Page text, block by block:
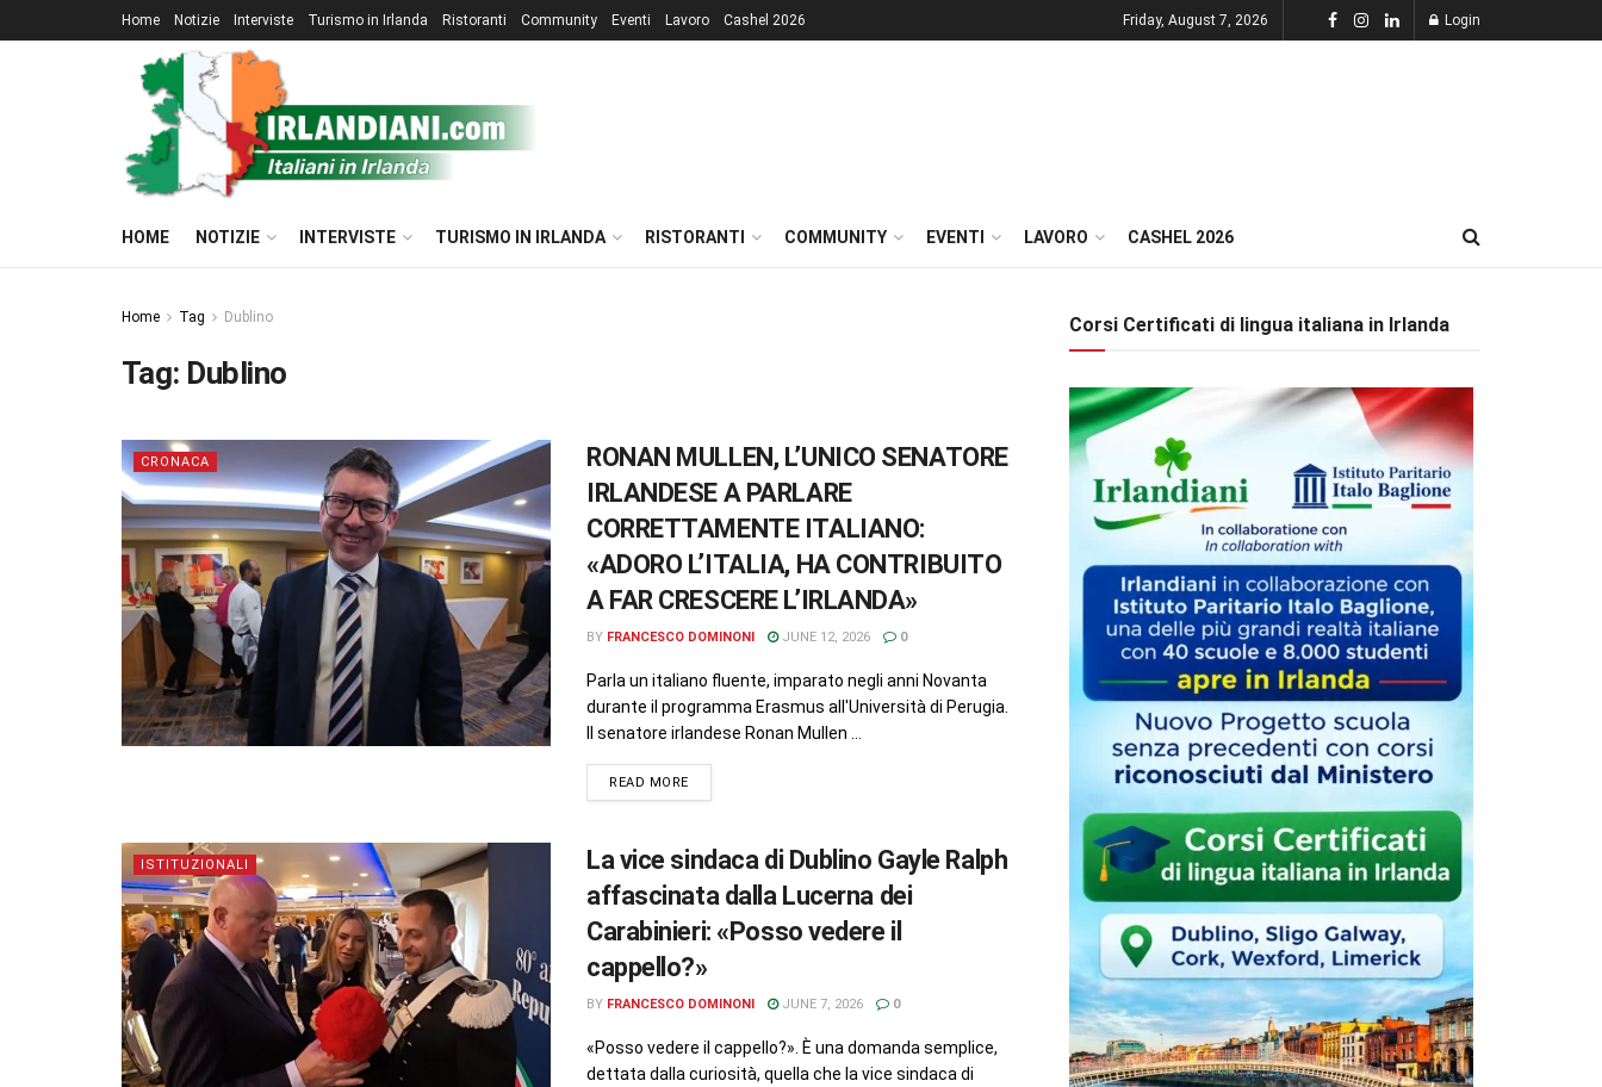
Home Notizie Interviste Turismo in Irlanda Ristoranti Community Eventi Lavoro Cashel 2026 Friday, August 7, 2026 Login
HOME NOTIZIE INTERVISTE TURISMO IN IRLANDA RISTORANTI COMMUNITY EVENTI LAVORO CASHEL 2026
Home Tag Dublino
Tag: Dublino
CRONACA
RONAN MULLEN, L’UNICO SENATORE
IRLANDESE A PARLARE
CORRETTAMENTE ITALIANO:
«ADORO L’ITALIA, HA CONTRIBUITO
A FAR CRESCERE L’IRLANDA»
BY FRANCESCO DOMINONI JUNE 12, 2026 0
Parla un italiano fluente, imparato negli anni Novanta
durante il programma Erasmus all'Università di Perugia.
Il senatore irlandese Ronan Mullen ...
READ MORE
ISTITUZIONALI
La vice sindaca di Dublino Gayle Ralph
affascinata dalla Lucerna dei
Carabinieri: «Posso vedere il
cappello?»
BY FRANCESCO DOMINONI JUNE 7, 2026 0
«Posso vedere il cappello?». È una domanda semplice,
dettata dalla curiosità, quella che la vice sindaca di
Corsi Certificati di lingua italiana in Irlanda